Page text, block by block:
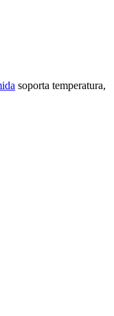
soporta temperatura,